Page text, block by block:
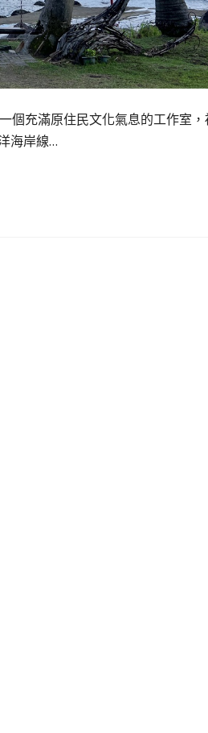
個充滿原住民文化氣息的工作室
海岸線…